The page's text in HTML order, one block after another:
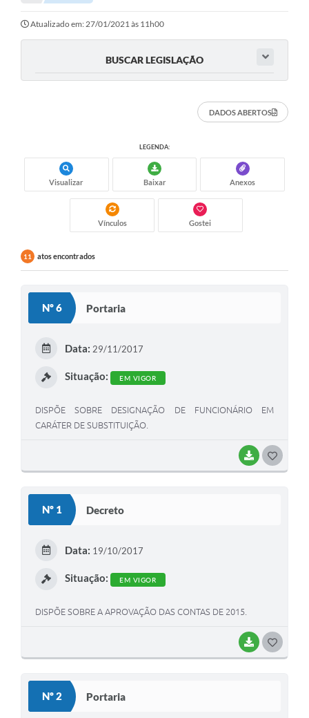
Atualizado em: 27/01/2021 às 11h00
BUSCAR LEGISLAÇÃO
DADOS ABERTOS
LEGENDA:
Visualizar Baixar Anexos
Vínculos Gostei
11 atos encontrados
Nº 6 Portaria
BAIXAR
Data: 29/11/2017
Situação: EM VIGOR
DISPÕE SOBRE DESIGNAÇÃO DE FUNCIONÁRIO EM
CARÁTER DE SUBSTITUIÇÃO.
Nº 1 Decreto
BAIXAR
Data: 19/10/2017
Situação: EM VIGOR
DISPÕE SOBRE A APROVAÇÃO DAS CONTAS DE 2015.
Nº 2 Portaria